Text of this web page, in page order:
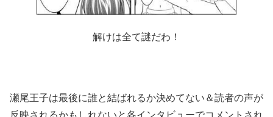
解けは全て謎だわ！
瀬尾王子は最後に誰と結ばれるか決めてない＆読者の声が